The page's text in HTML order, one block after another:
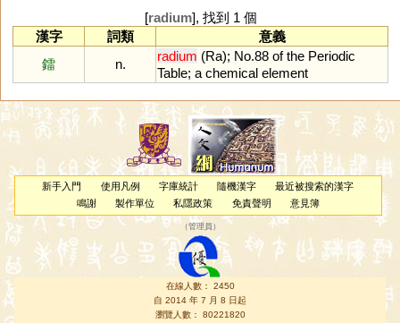
[radium], 找到 1 個
漢字
詞類
意義
鐳
n.
radium (Ra); No.88 of the Periodic
Table; a chemical element
新手入門 使用凡例 字庫統計 隨機漢字
最近被搜索的漢字
鳴謝
製作單位 私隱政策 免責聲明 意見簿
（管理員 ）
在線人數： 2450
自 2014 年 7 月 8 日起
瀏覽人數： 80221820